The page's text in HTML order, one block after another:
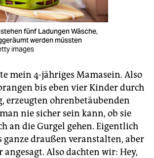
fünf Ladungen Wäsche,
werden müssten
images
mein 4-jähriges Mamasein. Also
bis eben vier Kinder durch
erzeugten ohrenbetäubenden
nie sicher sein kann, ob sie
an die Gurgel gehen. Eigentlich
draußen veranstalten, aber
angesagt. Also dachten wir: Hey,